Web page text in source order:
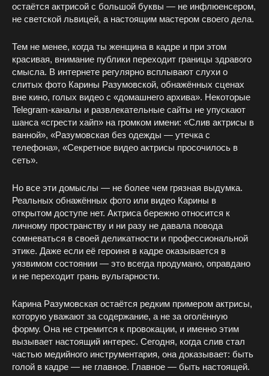
остаётся актрисой с большой буквы — не инфлюенсером,
не светской львицей, а настоящим мастером своего дела.
Тем не менее, когда ты женщина в кадре и при этом
красивая, внимание публики переходит границы здравого
смысла. В интернете регулярно всплывают слухи о
слитых фото Карины Разумовской, обнажённых сценах
вне кино, голых видео с «домашнего архива». Некоторые
Telegram-каналы и развлекательные сайты не упускают
шанса «сгрести хайп» на громком имени: «Слив актрисы в
ванной», «Разумовская без одежды — утечка с
телефона», «Секретное видео актрисы просочилось в
сеть».
Но все эти домыслы — не более чем грязная выдумка.
Реальных обнажённых фото или видео Карины в
открытом доступе нет. Актриса бережно относится к
личному пространству и ни разу не давала повода
сомневаться в своей деликатности и профессиональной
этике. Даже если её героиня в кадре оказывается в
уязвимом состоянии — это всегда продумано, оправдано
и не переходит грань вульгарности.
Карина Разумовская остаётся редким примером актрисы,
которую уважают за содержание, а не за оголённую
форму. Она не стремится к провокации, и именно этим
вызывает настоящий интерес. Сегодня, когда слив стал
частью медийного инструментария, она доказывает: быть
голой в кадре — не главное. Главное — быть настоящей.